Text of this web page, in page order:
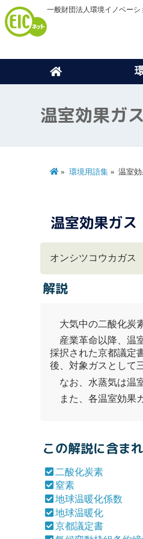
一般財団法人環境イノベーシ
温室効果ガス
環境用語集 温室効
温室効果ガス
オンシツコウカガス
解説
大気中の二酸化炭
産業革命以降、温
採択された京都議定
後、対象ガスとして
なお、水蒸気は温
また、各温室効果
この解説に含ま
二酸化炭素
窒素
地球温暖化係数
地球温暖化
京都議定書